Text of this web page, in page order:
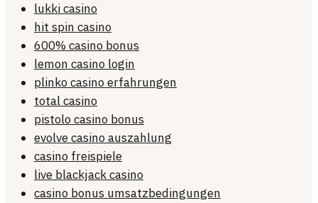
lukki casino
hit spin casino
600% casino bonus
lemon casino login
plinko casino erfahrungen
total casino
pistolo casino bonus
evolve casino auszahlung
casino freispiele
live blackjack casino
casino bonus umsatzbedingungen